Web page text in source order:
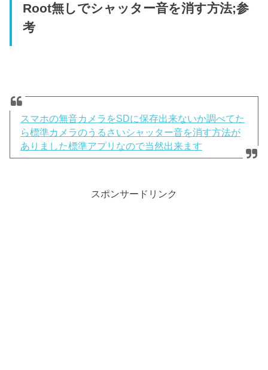
Root無しでシャッター音を消す方法;参
考
スマホの無音カメラをSDに保存出来ないか調べてた
ら標準カメラのうるさいシャッター音を消す方法が
ありました標準アプリなので当然出来ます
スポンサードリンク